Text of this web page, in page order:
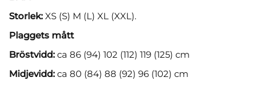
Storlek:XS (S) M (L) XL (XXL).
Plaggets mått
Bröstvidd:ca 86 (94) 102 (112) 119 (125) cm
Midjevidd:ca 80 (84) 88 (92) 96 (102) cm